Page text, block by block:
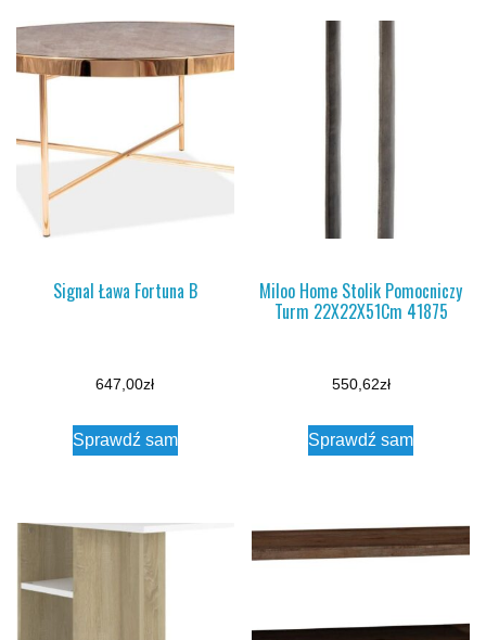
Signal Ława Fortuna B
647,00zł
Sprawdź sam
Miloo Home Stolik Pomocniczy
Turm 22X22X51Cm 41875
550,62zł
Sprawdź sam